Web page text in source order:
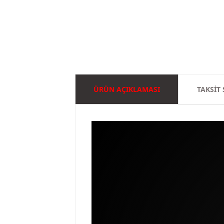
ÜRÜN AÇIKLAMASI TAKSIT